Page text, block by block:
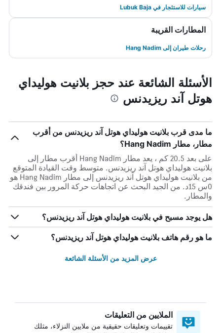
سيارات للاستئجار في Lubuk Baja
المطارات القريبة
رحلات طيران إلى Hang Nadim
الأسئلة الشائعة عند حجز بلانيت هوليداي
هوتل آند ريزيدنس
ما مدى قرب بلانيت هوليداي هوتل آند ريزيدنس من أقرب
مطار، مطار Hang Nadim؟
على بعد 20.5 كم ، يعد مطار Hang Nadim أقرب مطار إلى
بلانيت هوليداي هوتل آند ريزيدنس. متوسط وقت القيادة المتوقع
من بلانيت هوليداي هوتل آند ريزيدنس إلى مطار Hang Nadim هو
0س 15د. من الجيد البحث عن اتجاهات حركة المرور بين فندقك
والمطار.
هل يوجد مسبح في بلانيت هوليداي هوتل آند ريزيدنس؟
ما هو رقم هاتف بلانيت هوليداي هوتل آند ريزيدنس؟
عرض المزيد من الأسئلة الشائعة
الملايين من التعليقات
تقييمات وتعليقات حقيقية من ملايين النزلاء، مثلك